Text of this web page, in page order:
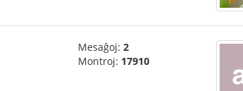
Mesaĝoj: 2
Montroj: 17910